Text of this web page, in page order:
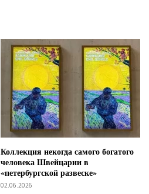
Коллекция некогда самого богатого
человека Швейцарии в
«петербургской развеске»
02.06.2026